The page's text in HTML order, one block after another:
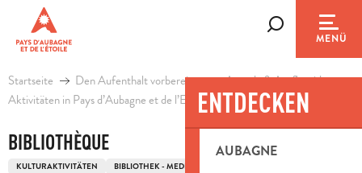
contenu
principal
MENÜ
ENTDECKEN
AUBAGNE
Startseite Den Aufenthalt vorbereiten
Agenda & Ausflugsideen
Aktivitäten in Pays d’Aubagne et de l’Etoile
Freizeit Bibliothèque
BIBLIOTHÈQUE
KULTURAKTIVITÄTEN BIBLIOTHEK - MEDIATHEK